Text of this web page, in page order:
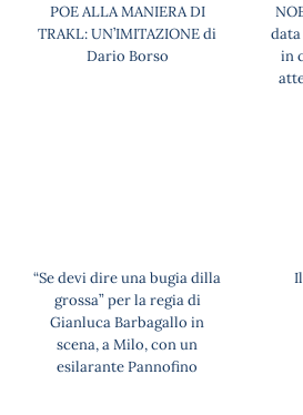
POE ALLA MANIERA DI
TRAKL: UN’IMITAZIONE di
Dario Borso
in
“Se devi dire una bugia dilla
grossa” per la regia di
Gianluca Barbagallo in
scena, a Milo, con un
esilarante Pannofino